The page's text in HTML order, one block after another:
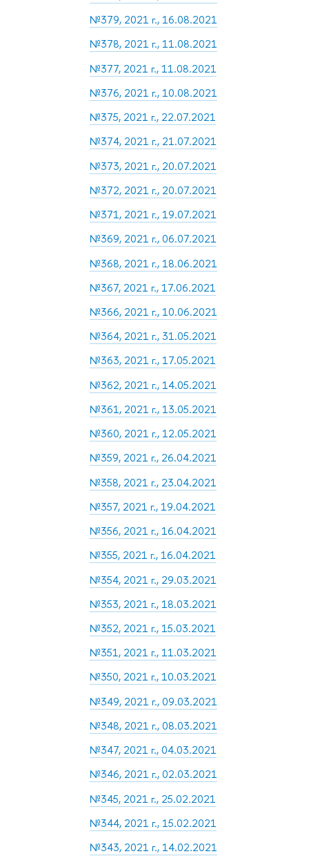
№379, 2021 г., 16.08.2021
№378, 2021 г., 11.08.2021
№377, 2021 г., 11.08.2021
№376, 2021 г., 10.08.2021
№375, 2021 г., 22.07.2021
№374, 2021 г., 21.07.2021
№373, 2021 г., 20.07.2021
№372, 2021 г., 20.07.2021
№371, 2021 г., 19.07.2021
№369, 2021 г., 06.07.2021
№368, 2021 г., 18.06.2021
№367, 2021 г., 17.06.2021
№366, 2021 г., 10.06.2021
№364, 2021 г., 31.05.2021
№363, 2021 г., 17.05.2021
№362, 2021 г., 14.05.2021
№361, 2021 г., 13.05.2021
№360, 2021 г., 12.05.2021
№359, 2021 г., 26.04.2021
№358, 2021 г., 23.04.2021
№357, 2021 г., 19.04.2021
№356, 2021 г., 16.04.2021
№355, 2021 г., 16.04.2021
№354, 2021 г., 29.03.2021
№353, 2021 г., 18.03.2021
№352, 2021 г., 15.03.2021
№351, 2021 г., 11.03.2021
№350, 2021 г., 10.03.2021
№349, 2021 г., 09.03.2021
№348, 2021 г., 08.03.2021
№347, 2021 г., 04.03.2021
№346, 2021 г., 02.03.2021
№345, 2021 г., 25.02.2021
№344, 2021 г., 15.02.2021
№343, 2021 г., 14.02.2021